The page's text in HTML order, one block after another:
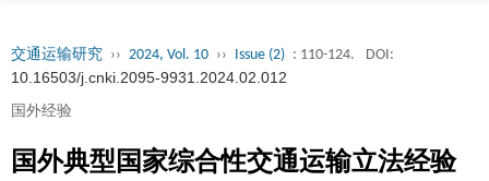
交通运输研究 ›› 2024, Vol. 10 ›› Issue (2) : 110-124. DOI:
10.16503/j.cnki.2095-9931.2024.02.012
国外经验
国外典型国家综合性交通运输立法经验